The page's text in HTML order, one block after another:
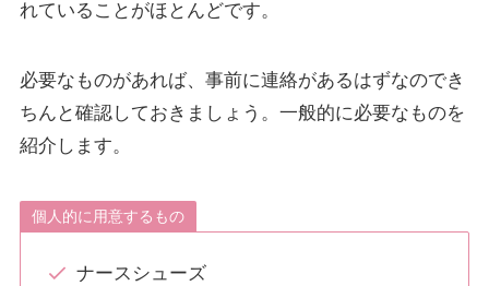
れていることがほとんどです。
必要なものがあれば、事前に連絡があるはずなのでき
ちんと確認しておきましょう。一般的に必要なものを
紹介します。
個人的に用意するもの
ナースシューズ